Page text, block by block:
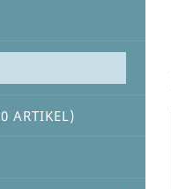
0 ARTIKEL)